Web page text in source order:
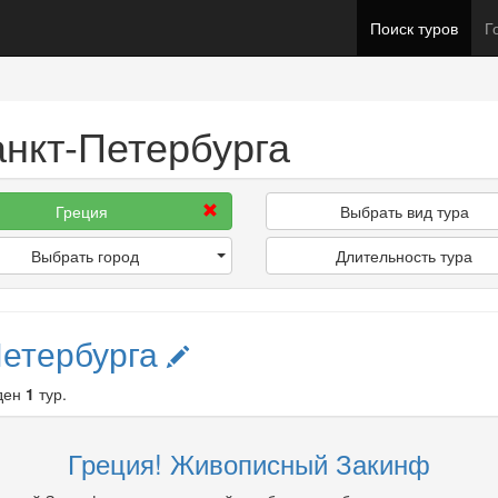
Поиск туров
Петербурга
Греция
Выбрать город
Выбрать вид тура
Длительность тура
1 тур.
Греция! Живописный Закинф